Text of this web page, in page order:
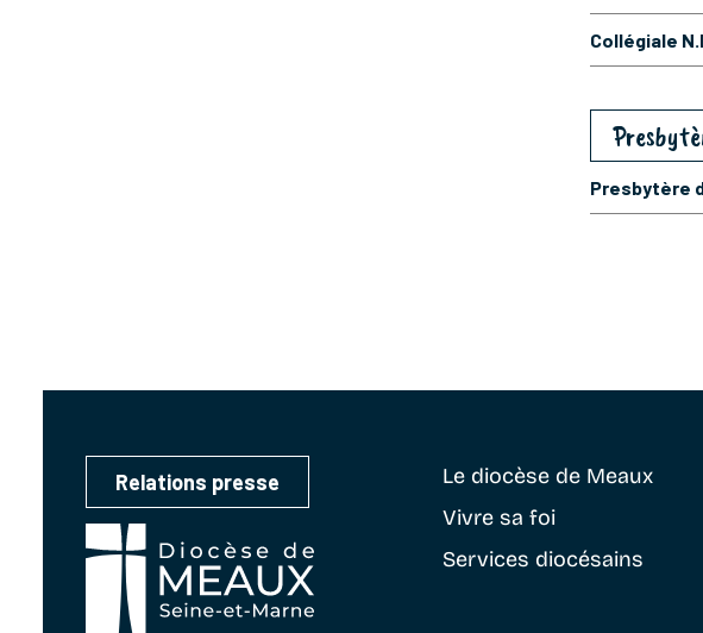
Collégiale
Presbytère
Relations presse Le diocèse de Meaux
Vivre sa foi
Services diocésains